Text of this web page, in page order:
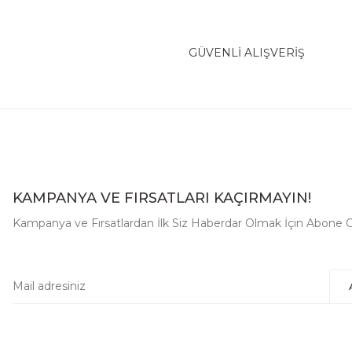
GÜVENLİ ALIŞVERİŞ
KAMPANYA VE FIRSATLARI KAÇIRMAYIN!
Kampanya ve Fırsatlardan İlk Siz Haberdar Olmak İçin Abone